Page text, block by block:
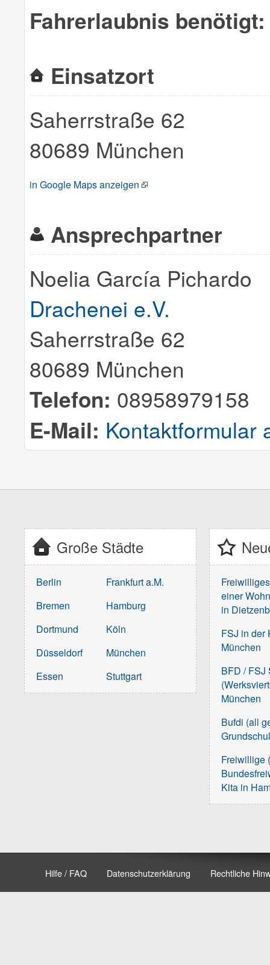
Fahrerlaubnis benötigt:
Einsatzort
Saherrstraße 62
80689 München
in Google Maps anzeigen
Ansprechpartner
Noelia García Pichardo
Drachenei e.V.
Saherrstraße 62
80689 München
Telefon: 08958979158
E-Mail: Kontaktformular
Große Städte
Berlin
Bremen
Dortmund
Düsseldorf
Essen
Frankfurt a.M.
Hamburg
Köln
München
Stuttgart
einer
in
FSJ in der
München
BFD / FSJ
München
Bufdi (all
Freiwillige
Kita in
Hilfe / FAQ Datenschutzerklärung Rechtliche